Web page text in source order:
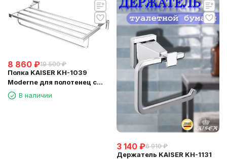
8 860 ₽19 500 ₽
Полка KAISER KH-1039
Moderne для полотенец с
держателем
В наличии
3 140 ₽6 910 ₽
Держатель KAISER KH-1131